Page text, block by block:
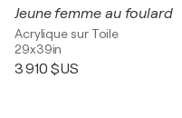
Jeune femme au foulard
Acrylique sur Toile
29x39in
3 910 $US